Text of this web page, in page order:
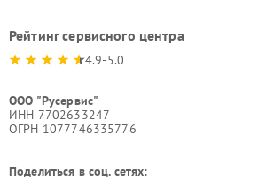
Рейтинг сервисного центра
4.9-5.0
ООО "Русервис"
ИНН 7702633247
ОГРН 1077746335776
Поделиться в соц. сетях: